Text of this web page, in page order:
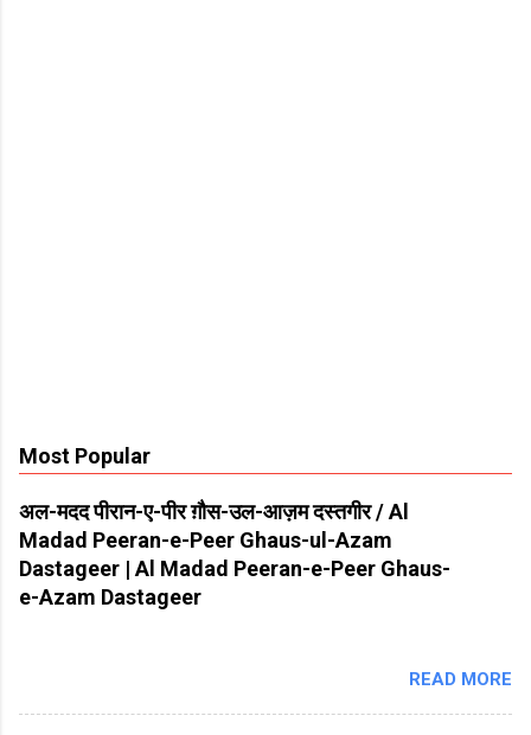
Most Popular
अल-मदद पीरान-ए-पीर ग़ौस-उल-आज़म दस्तगीर / Al
Madad Peeran-e-Peer Ghaus-ul-Azam
Dastageer | Al Madad Peeran-e-Peer Ghaus-
e-Azam Dastageer
READ MORE